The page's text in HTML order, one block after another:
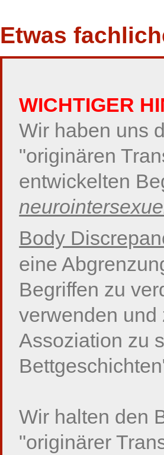
Etwas
WICHTIGER
Wir haben uns
"originären
entwickelten
Body
eine
Begriffen zu
verwenden und
Assoziation zu
Wir halten den
"originärer